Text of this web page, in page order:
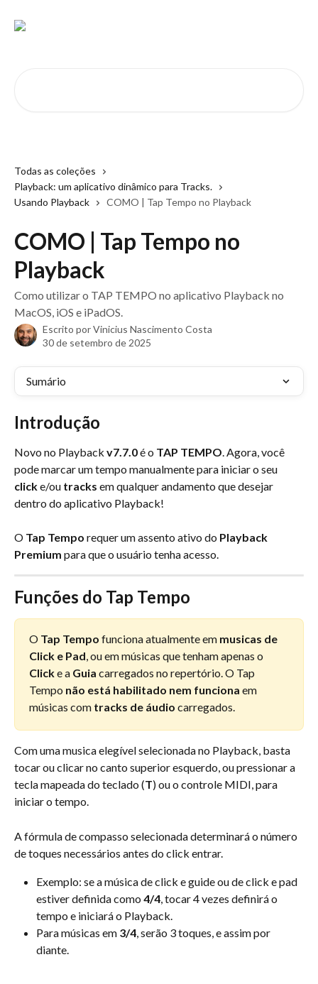
Todas as coleções
Playback: um aplicativo dinâmico para Tracks.
Usando Playback
COMO | Tap Tempo no Playback
COMO | Tap Tempo no
Playback
Como utilizar o TAP TEMPO no aplicativo Playback no
MacOS, iOS e iPadOS.
Escrito porVinicius Nascimento Costa
30 de setembro de 2025
Sumário
Introdução
Novo no Playback v7.7.0 é o TAP TEMPO. Agora, você
pode marcar um tempo manualmente para iniciar o seu
click e/ou tracks em qualquer andamento que desejar
dentro do aplicativo Playback!
O Tap Tempo requer um assento ativo do Playback
Premium para que o usuário tenha acesso.
Funções do Tap Tempo
O Tap Tempo funciona atualmente em musicas de
Click e Pad, ou em músicas que tenham apenas o
Click e a Guia carregados no repertório. O Tap
Tempo não está habilitado nem funciona em
músicas com tracks de áudio carregados.
Com uma musica elegível selecionada no Playback, basta
tocar ou clicar no canto superior esquerdo, ou pressionar a
tecla mapeada do teclado (T) ou o controle MIDI, para
iniciar o tempo.
A fórmula de compasso selecionada determinará o número
de toques necessários antes do click entrar.
Exemplo: se a música de click e guide ou de click e pad
estiver definida como 4/4, tocar 4 vezes definirá o
tempo e iniciará o Playback.
Para músicas em 3/4, serão 3 toques, e assim por
diante.